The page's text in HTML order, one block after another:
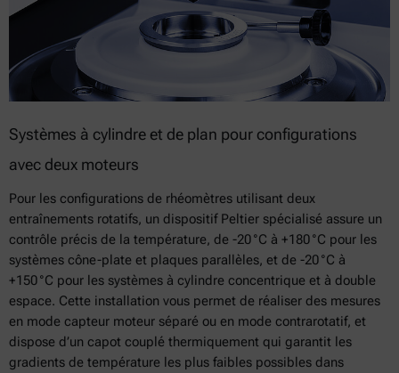
Systèmes à cylindre et de plan pour configurations
avec deux moteurs
Pour les configurations de rhéomètres utilisant deux
entraînements rotatifs, un dispositif Peltier spécialisé assure un
contrôle précis de la température, de -20 °C à +180 °C pour les
systèmes cône-plate et plaques parallèles, et de -20 °C à
+150 °C pour les systèmes à cylindre concentrique et à double
espace. Cette installation vous permet de réaliser des mesures
en mode capteur moteur séparé ou en mode contrarotatif, et
dispose d’un capot couplé thermiquement qui garantit les
gradients de température les plus faibles possibles dans